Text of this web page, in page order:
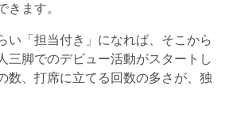
きます。
い「担当付き」になれば、そこから
三脚でのデビュー活動がスタートし
数、打席に立てる回数の多さが、独